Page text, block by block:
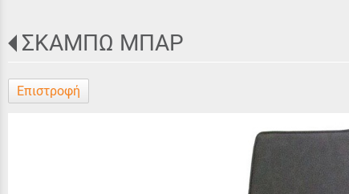
ΣΚΑΜΠΩ ΜΠΑΡ
Επιστροφή